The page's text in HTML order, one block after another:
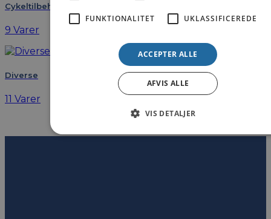
Cykeltilbehør
9 Varer
Diverse
11 Varer
FUNKTIONALITET UKLASSIFICEREDE
ACCEPTER ALLE
AFVIS ALLE
VIS DETALJER